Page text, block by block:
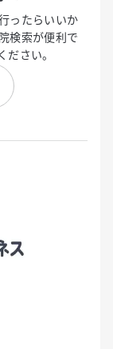
ったらいいか
検索が便利で
ださい。